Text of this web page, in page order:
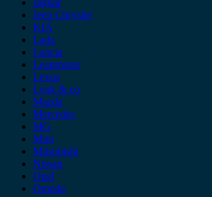
Jeep Chrysler
KIA
Lada
Lancia
Leapmotor
Lexus
Lynk & co
Mazda
Mercedes
MG
Mini
Mitsubishi
Nissan
Opel
Omoda